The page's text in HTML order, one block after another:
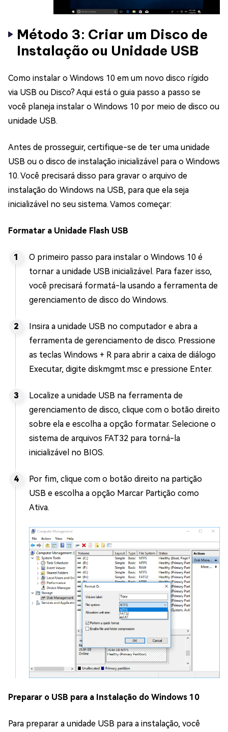
Método 3: Criar um Disco de
Instalação ou Unidade USB
Como instalar o Windows 10 em um novo disco rígido
via USB ou Disco? Aqui está o guia passo a passo se
você planeja instalar o Windows 10 por meio de disco ou
unidade USB.
Antes de prosseguir, certifique-se de ter uma unidade
USB ou o disco de instalação inicializável para o Windows
10. Você precisará disso para gravar o arquivo de
instalação do Windows na USB, para que ela seja
inicializável no seu sistema. Vamos começar:
Formatar a Unidade Flash USB
O primeiro passo para instalar o Windows 10 é
tornar a unidade USB inicializável. Para fazer isso,
você precisará formatá-la usando a ferramenta de
gerenciamento de disco do Windows.
Insira a unidade USB no computador e abra a
ferramenta de gerenciamento de disco. Pressione
as teclas Windows + R para abrir a caixa de diálogo
Executar, digite diskmgmt.msc e pressione Enter.
Localize a unidade USB na ferramenta de
gerenciamento de disco, clique com o botão direito
sobre ela e escolha a opção formatar. Selecione o
sistema de arquivos FAT32 para torná-la
inicializável no BIOS.
Por fim, clique com o botão direito na partição
USB e escolha a opção Marcar Partição como
Ativa.
Preparar o USB para a Instalação do Windows 10
Para preparar a unidade USB para a instalação, você